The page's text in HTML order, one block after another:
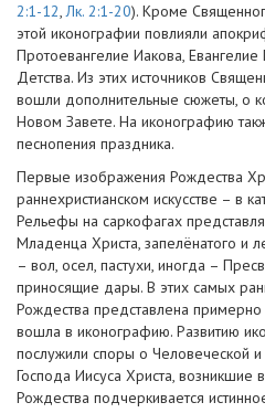
2:1-12,Лк. 2:1-20). Кроме
этой иконографии повлияли
Протоевангелие Иакова,
Детства. Из этих источников
вошли дополнительные сюжеты, о
Новом Завете. На иконографию
песнопения праздника.
Первые изображения Рождества
раннехристианском искусстве – в
Рельефы на саркофагах
Младенца Христа, запелёнатого и
– вол, осел, пастухи, иногда –
приносящие дары. В этих самых
Рождества представлена
вошла в иконографию. Развитию
послужили споры о Человеческой
Господа Иисуса Христа, возникшие
Рождества подчеркивается